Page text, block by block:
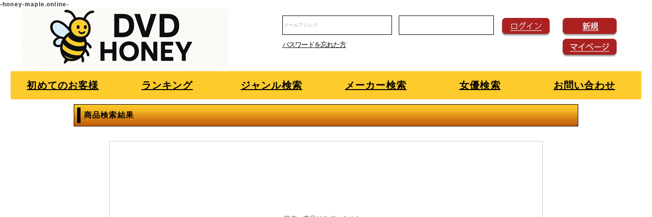
-honey-maple.online-
パスワードを忘れた方
初めてのお客様 ランキング ジャンル検索 メーカー検索 女優検索 お問い合わせ
商品検索結果